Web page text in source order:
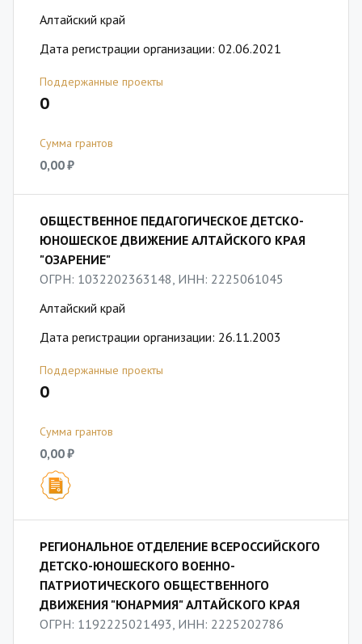
Алтайский край
Дата регистрации организации: 02.06.2021
Поддержанные проекты
0
Сумма грантов
0,00 ₽
ОБЩЕСТВЕННОЕ ПЕДАГОГИЧЕСКОЕ ДЕТСКО-
ЮНОШЕСКОЕ ДВИЖЕНИЕ АЛТАЙСКОГО КРАЯ
"ОЗАРЕНИЕ"
ОГРН: 1032202363148, ИНН: 2225061045
Алтайский край
Дата регистрации организации: 26.11.2003
Поддержанные проекты
0
Сумма грантов
0,00 ₽
РЕГИОНАЛЬНОЕ ОТДЕЛЕНИЕ ВСЕРОССИЙСКОГО
ДЕТСКО-ЮНОШЕСКОГО ВОЕННО-
ПАТРИОТИЧЕСКОГО ОБЩЕСТВЕННОГО
ДВИЖЕНИЯ "ЮНАРМИЯ" АЛТАЙСКОГО КРАЯ
ОГРН: 1192225021493, ИНН: 2225202786